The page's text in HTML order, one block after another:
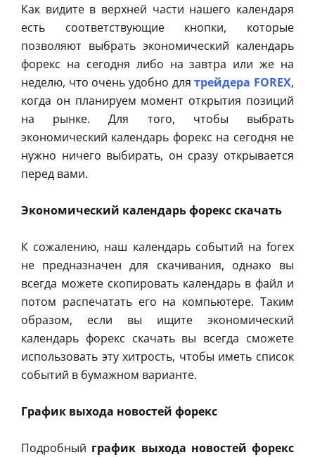
Как видите в верхней части нашего календаря
есть соответствующие кнопки, которые
позволяют выбрать экономический календарь
форекс на сегодня либо на завтра или же на
неделю, что очень удобно длятрейдера FOREX,
когда он планируем момент открытия позиций
на рынке. Для того, чтобы выбрать
экономический календарь форекс на сегодня не
нужно ничего выбирать, он сразу открывается
перед вами.
Экономический календарь форекс скачать
К сожалению, наш календарь событий на forex
не предназначен для скачивания, однако вы
всегда можете скопировать календарь в файл и
потом распечатать его на компьютере. Таким
образом, если вы ищите экономический
календарь форекс скачать вы всегда сможете
использовать эту хитрость, чтобы иметь список
событий в бумажном варианте.
График выхода новостей форекс
Подробный график выхода новостей форекс